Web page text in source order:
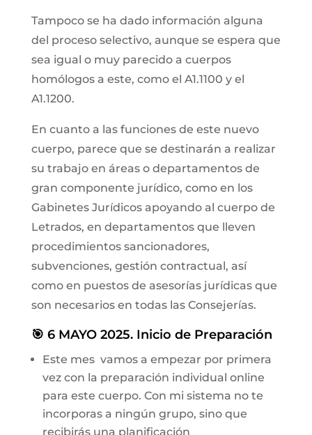
Tampoco se ha dado información alguna
del proceso selectivo, aunque se espera que
sea igual o muy parecido a cuerpos
homólogos a este, como el A1.1100 y el
A1.1200.
En cuanto a las funciones de este nuevo
cuerpo, parece que se destinarán a realizar
su trabajo en áreas o departamentos de
gran componente jurídico, como en los
Gabinetes Jurídicos apoyando al cuerpo de
Letrados, en departamentos que lleven
procedimientos sancionadores,
subvenciones, gestión contractual, así
como en puestos de asesorías jurídicas que
son necesarios en todas las Consejerías.
🎯 6 MAYO 2025. Inicio de Preparación
Este mes vamos a empezar por primera
vez con la preparación individual online
para este cuerpo. Con mi sistema no te
incorporas a ningún grupo, sino que
recibirás una planificación